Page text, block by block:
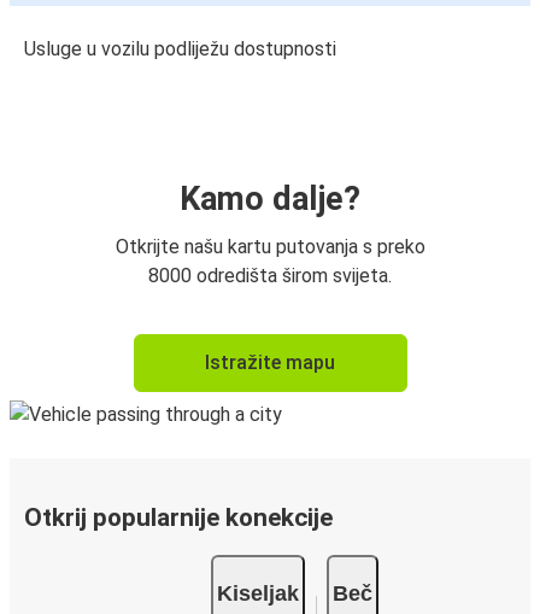
Usluge u vozilu podliježu dostupnosti
Kamo dalje?
Otkrijte našu kartu putovanja s preko
8000 odredišta širom svijeta.
Istražite mapu
Otkrij popularnije konekcije
Kiseljak Beč